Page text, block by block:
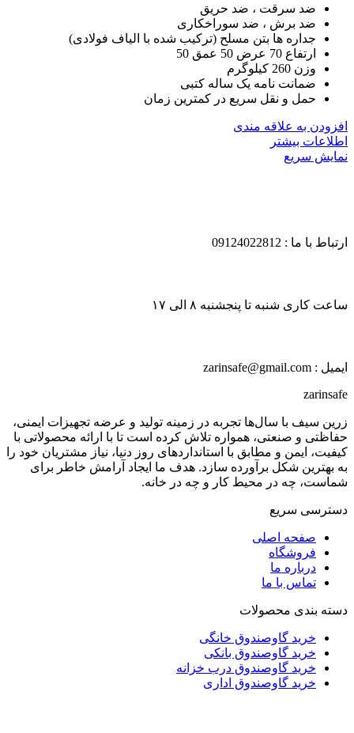
ضد سرقت ، ضد حریق
ضد برش ، ضد سوراخکاری
جداره ها بتن مسلح (ترکیب شده با الیاف فولادی)
ارتفاع 70 عرض 50 عمق 50
وزن 260 کیلوگرم
ضمانت نامه یک ساله کتبی
حمل و نقل سریع در کمترین زمان
افزودن به علاقه مندی
اطلاعات بیشتر
نمایش سریع
ارتباط با ما : 09124022812
ساعت کاری شنبه تا پنجشنبه ۸ الی ۱۷
ایمیل : zarinsafe@gmail.com
zarinsafe
زرین سیف با سال‌ها تجربه در زمینه تولید و عرضه تجهیزات ایمنی،
حفاظتی و صنعتی، همواره تلاش کرده است تا با ارائه محصولاتی با
کیفیت، ایمن و مطابق با استانداردهای روز دنیا، نیاز مشتریان خود را
به بهترین شکل برآورده سازد. هدف ما ایجاد آرامش خاطر برای
شماست، چه در محیط کار و چه در خانه.
دسترسی سریع
صفحه اصلی
فروشگاه
درباره ما
تماس با ما
دسته بندی محصولات
خرید گاوصندوق خانگی
خرید گاوصندوق بانکی
خرید گاوصندوق درب خزانه
خرید گاوصندوق اداری